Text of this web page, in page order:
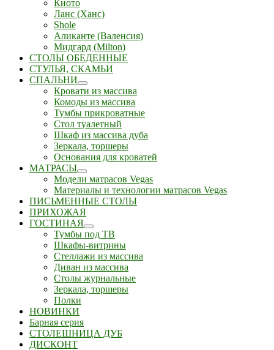
Киото
Ланс (Ханс)
Shole
Аликанте (Валенсия)
Мидгард (Milton)
СТОЛЫ ОБЕДЕННЫЕ
СТУЛЬЯ, СКАМЬИ
СПАЛЬНИ
Кровати из массива
Комоды из массива
Тумбы прикроватные
Стол туалетный
Шкаф из массива дуба
Зеркала, торшеры
Основания для кроватей
МАТРАСЫ
Модели матрасов Vegas
Материалы и технологии матрасов Vegas
ПИСЬМЕННЫЕ СТОЛЫ
ПРИХОЖАЯ
ГОСТИНАЯ
Тумбы под ТВ
Шкафы-витрины
Стеллажи из массива
Диван из массива
Столы журнальные
Зеркала, торшеры
Полки
НОВИНКИ
Барная серия
СТОЛЕШНИЦА ДУБ
ДИСКОНТ